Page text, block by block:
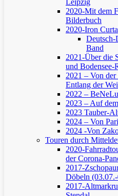
2020-Mit dem
Bilderbuch
2020-Iron
Deutsch-
Band
2021-Über die
und Bodensee-
2021 – Von
Entlang der
2022 –
2023 – Auf
2023 Tauber-
2024 – Von
2024 -Von
Touren durch
2020-
der Corona-
2017-
Döbeln
2017-